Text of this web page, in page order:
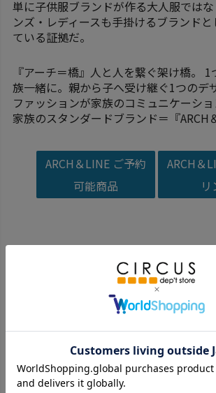
単に子供服ブランドが作る大人服では
ンズ・レディースも手掛けるブランド
ている証拠だ。
『アーチ＝橋』人と人を繋ぐ架け橋。
族一緒に。親から子へ受け継ぐ1つのデ
ファッションが家族のコミュニケーショ
家族のスタンダードブランド＝『ARCH
ARCH＆LINE ご予約
可能商品
ARCH＆
リ